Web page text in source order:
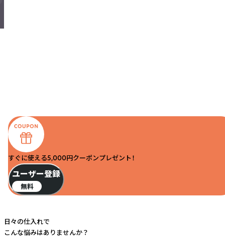
すぐに使える5,000円クーポンプレゼント！
ユーザー登録
無料
日々の仕入れで
こんな悩みはありませんか？